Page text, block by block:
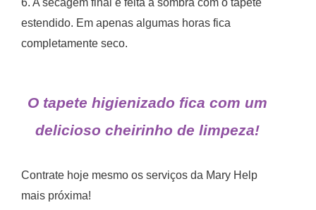
estendido. Em apenas algumas horas fica
completamente seco.
O tapete higienizado fica com um
delicioso cheirinho de limpeza!
Contrate hoje mesmo os serviços da Mary Help
mais próxima!